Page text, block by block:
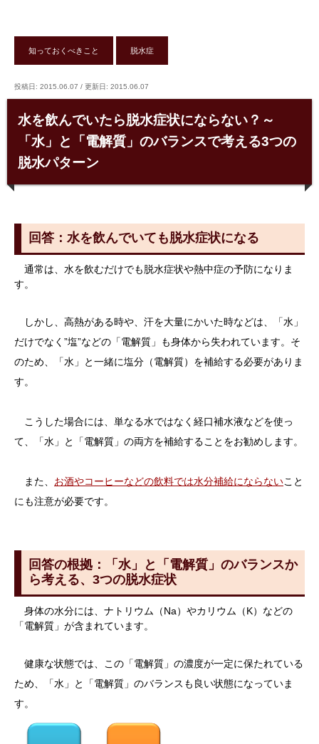
知っておくべきこと 脱水症
投稿日: 2015.06.07 / 更新日: 2015.06.07
水を飲んでいたら脱水症状にならない？～
「水」と「電解質」のバランスで考える3つの
脱水パターン
回答：水を飲んでいても脱水症状になる
通常は、水を飲むだけでも脱水症状や熱中症の予防になりま
す。
しかし、高熱がある時や、汗を大量にかいた時などは、「水」
だけでなく”塩”などの「電解質」も身体から失われています。そ
のため、「水」と一緒に塩分（電解質）を補給する必要がありま
す。
こうした場合には、単なる水ではなく経口補水液などを使っ
て、「水」と「電解質」の両方を補給することをお勧めします。
また、 お酒やコーヒーなどの飲料では水分補給にならないこと
にも注意が必要です。
回答の根拠：「水」と「電解質」のバランスか
ら考える、3つの脱水症状
身体の水分には、ナトリウム（Na）やカリウム（K）などの
「電解質」が含まれています。
健康な状態では、この「電解質」の濃度が一定に保たれている
ため、「水」と「電解質」のバランスも良い状態になっていま
す。